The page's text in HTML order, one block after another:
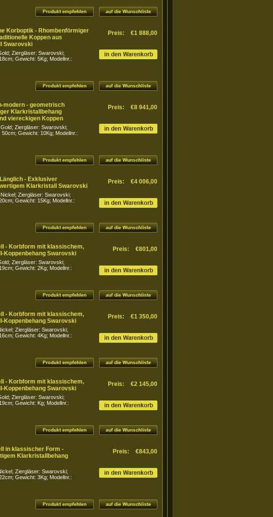
Korboptik - Rhombenförmiger
Koppen aus
Swarovski
Ziergläser: Swarovski;
Gewicht: 5Kg; Modellnr.:
Preis: €1 888,00
modern - geometrisch
Klarkristallbehang
viereckigen Koppen
Ziergläser: Swarovski;
Gewicht: 10Kg; Modellnr.:
Preis: €8 941,00
- Exklusiver
Klarkristall Swarovski
Ziergläser: Swarovski;
Gewicht: 15Kg; Modellnr.:
Preis: €4 006,00
- Korbform mit klassischem,
Koppenbehang Swarovski
Ziergläser: Swarovski;
Gewicht: 2Kg; Modellnr.:
Preis: €801,00
- Korbform mit klassischem,
Koppenbehang Swarovski
Ziergläser: Swarovski;
Gewicht: 4Kg; Modellnr.:
Preis: €1 350,00
- Korbform mit klassischem,
Koppenbehang Swarovski
Ziergläser: Swarovski;
Gewicht: Kg; Modellnr.:
Preis: €2 145,00
in klassischer Form -
Klarkristallbehang
Ziergläser: Swarovski;
Gewicht: 3Kg; Modellnr.:
Preis: €843,00